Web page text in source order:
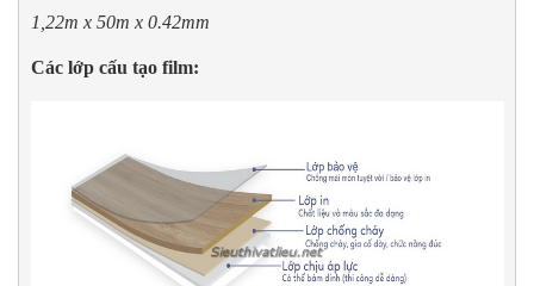
1,22m x 50m x 0.42mm
Các lớp cấu tạo film: